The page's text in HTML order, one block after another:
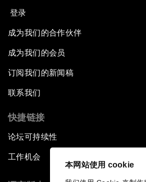
本网站使用 cookie
登录
成为我们的合作伙伴
成为我们的会员
订阅我们的新闻稿
联系我们
快捷链接
论坛可持续性
工作机会